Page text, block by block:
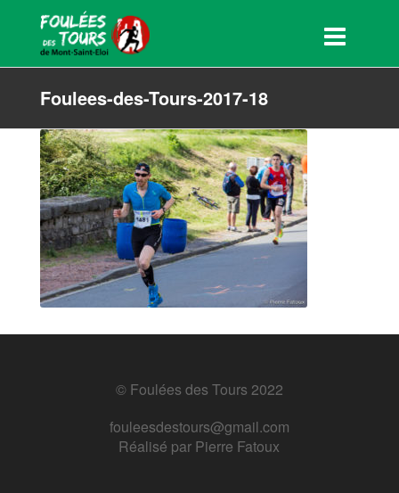
Foulees-des-Tours-2017-18
© Foulées des Tours 2022
fouleesdestours@gmail.com
Réalisé par Pierre Fatoux